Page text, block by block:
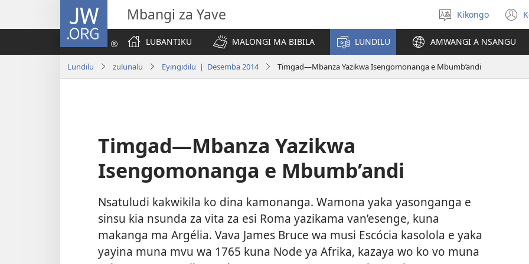
JW.ORG Mbangi za Yave
Sola
ndinga
Kikongo
LUBANTIKU
MALONGI MA BIBILA LUNDILU AMWANGI A NSANGU
Lundilu zulunalu Eyingidilu | Desemba 2014 Timgad​—Mbanza Yazikwa Isengomonanga e Mbumb’andi
Timgad​—Mbanza Yazikwa
Isengomonanga e Mbumb’andi
Nsatuludi kakwikila ko dina kamonanga. Wamona yaka yasonganga e
sinsu kia nsunda za vita za esi Roma yazikama van’esenge, kuna
makanga ma Argélia. Vava James Bruce wa musi Escócia kasolola e yaka
yayina muna mvu wa 1765 kuna Node ya Afrika, kazaya wo ko vo muna